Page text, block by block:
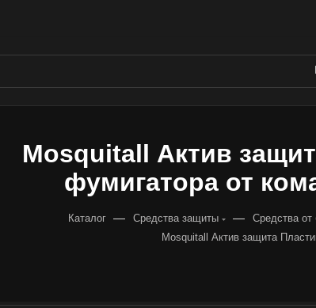
Mosquitall Актив
фумигатора от
Каталог — Средства защиты — Средства
Mosquitall Актив защита